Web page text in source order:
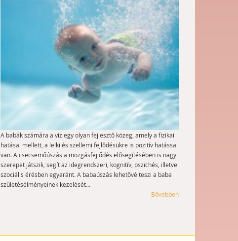
A babák számára a víz egy olyan fejlesztő közeg, amely a fizikai
hatásai mellett, a lelki és szellemi fejlődésükre is pozitív hatással
van. A csecsemőúszás a mozgásfejlődés elősegítésében is nagy
szerepet játszik, segít az idegrendszeri, kognitív, pszichés, illetve
szociális érésben egyaránt. A babaúszás lehetővé teszi a baba
születésélményeinek kezelését...
Bővebben